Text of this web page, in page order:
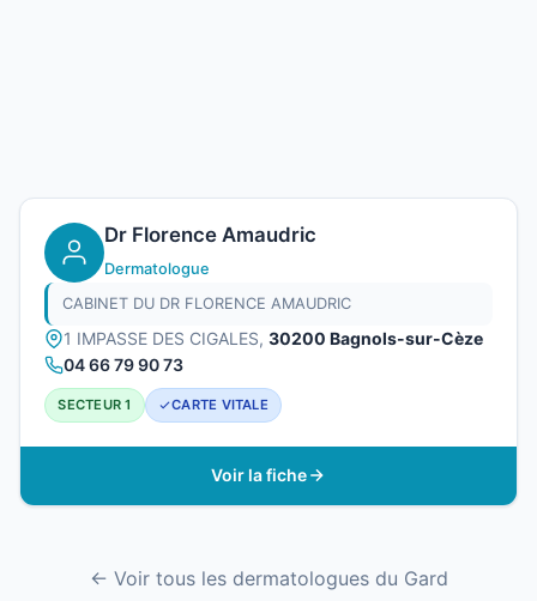
Dr Florence Amaudric
Dermatologue
CABINET DU DR FLORENCE AMAUDRIC
1 IMPASSE DES CIGALES, 30200 Bagnols-sur-Cèze
04 66 79 90 73
SECTEUR 1 CARTE VITALE
Voir la fiche
← Voir tous les dermatologues du Gard